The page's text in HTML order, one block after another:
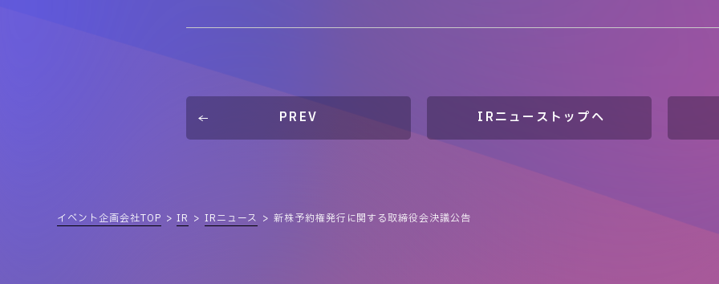
PREV IRニューストップへ
イベント企画会社TOP IR IRニュース 新株予約権発行に関する取締役会決議公告